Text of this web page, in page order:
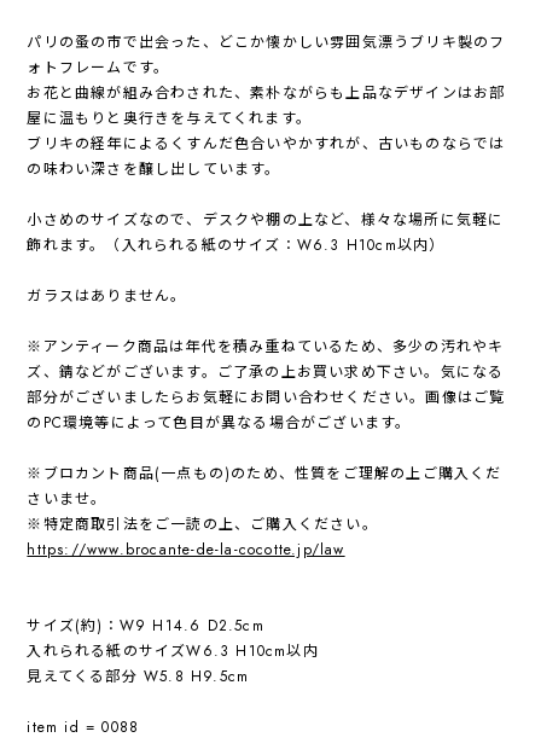
パリの蚤の市で出会った、どこか懐かしい雰囲気漂うブリキ製のフ
ォトフレームです。
お花と曲線が組み合わされた、素朴ながらも上品なデザインはお部
屋に温もりと奥行きを与えてくれます。
ブリキの経年によるくすんだ色合いやかすれが、古いものならでは
の味わい深さを醸し出しています。
小さめのサイズなので、デスクや棚の上など、様々な場所に気軽に
飾れます。（入れられる紙のサイズ：W6.3 H10cm以内）
ガラスはありません。
※アンティーク商品は年代を積み重ねているため、多少の汚れやキ
ズ、錆などがございます。ご了承の上お買い求め下さい。気になる
部分がございましたらお気軽にお問い合わせください。画像はご覧
のPC環境等によって色目が異なる場合がございます。
※ブロカント商品(一点もの)のため、性質をご理解の上ご購入くだ
さいませ。
※特定商取引法をご一読の上、ご購入ください。
https://www.brocante-de-la-cocotte.jp/law
サイズ(約)：W9 H14.6 D2.5cm
入れられる紙のサイズW6.3 H10cm以内
見えてくる部分 W5.8 H9.5cm
item id = 0088